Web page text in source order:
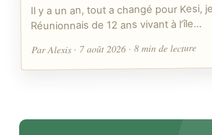
Il y a un an, tout a changé pour Kesi,
Réunionnais de 12 ans vivant à l’île…
Par Alexis · 7 août 2026 · 8 min de lecture